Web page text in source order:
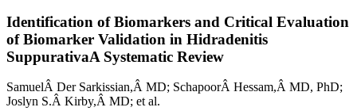
Identification of Biomarkers and Critical Evaluation
of Biomarker Validation in Hidradenitis
SuppurativaA Systematic Review
SamuelÂ Der Sarkissian,Â MD; SchapoorÂ Hessam,Â MD, PhD;
Joslyn S.Â Kirby,Â MD; et al.